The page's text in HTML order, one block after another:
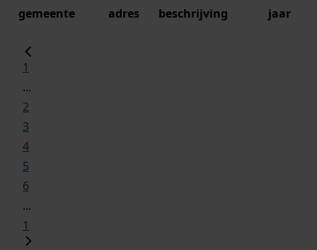
gemeente adres beschrijving jaar
1
...
2
3
4
5
6
...
1